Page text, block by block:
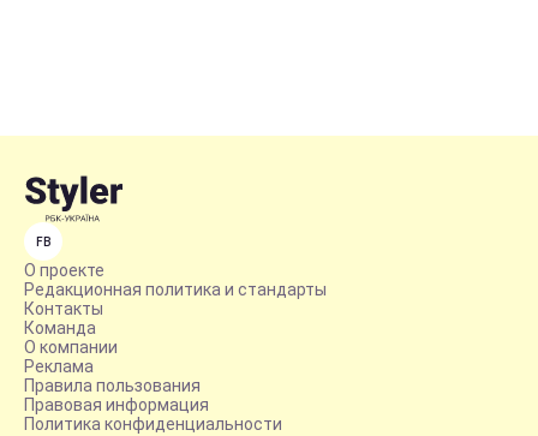
FB
О проекте
Редакционная политика и стандарты
Контакты
Команда
О компании
Реклама
Правила пользования
Правовая информация
Политика конфиденциальности